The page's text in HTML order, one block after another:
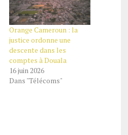
Orange Cameroun : la
justice ordonne une
descente dans les
comptes à Douala
16 juin 2026
Dans "Télécoms"